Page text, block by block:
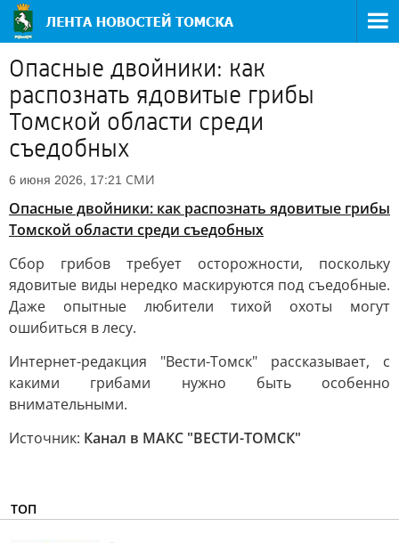
Опасные двойники: как
распознать ядовитые грибы
Томской области среди
съедобных
6 июня 2026, 17:21 СМИ
Опасные двойники: как распознать ядовитые грибы
Томской области среди съедобных
Сбор грибов требует осторожности, поскольку
ядовитые виды нередко маскируются под съедобные.
Даже опытные любители тихой охоты могут
ошибиться в лесу.
Интернет-редакция "Вести-Томск" рассказывает, с
какими грибами нужно быть особенно
внимательными.
Источник: Канал в МАКС "ВЕСТИ-ТОМСК"
ТОП